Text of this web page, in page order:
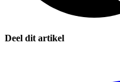
Deel dit artikel